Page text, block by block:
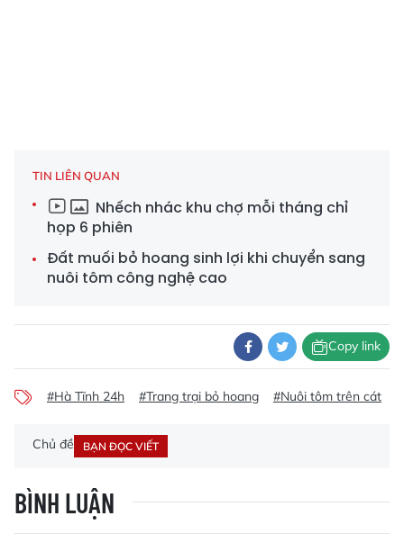
TIN LIÊN QUAN
Nhếch nhác khu chợ mỗi tháng chỉ
họp 6 phiên
Đất muối bỏ hoang sinh lợi khi chuyển sang
nuôi tôm công nghệ cao
Copy link
#Hà Tĩnh 24h #Trang trại bỏ hoang #Nuôi tôm trên cát
Chủ đề BẠN ĐỌC VIẾT
BÌNH LUẬN